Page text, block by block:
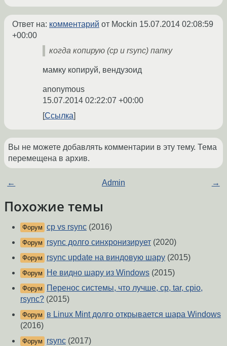
Ответ на: комментарий от Mockin 15.07.2014 02:08:59
+00:00
когда копирую (cp и rsync) папку
мамку копируй, вендузоид
anonymous
15.07.2014 02:22:07 +00:00
Ссылка
Вы не можете добавлять комментарии в эту тему. Тема
перемещена в архив.
← Admin →
Похожие темы
Форум cp vs rsync (2016)
Форум rsync долго синхронизирует (2020)
Форум rsync update на виндовую шару (2015)
Форум Не видно шару из Windows (2015)
Форум
Перенос системы, что лучше, cp, tar, cpio,
rsync? (2015)
Форум
в Linux Mint долго открывается шара Windows
(2016)
Форум rsync (2017)